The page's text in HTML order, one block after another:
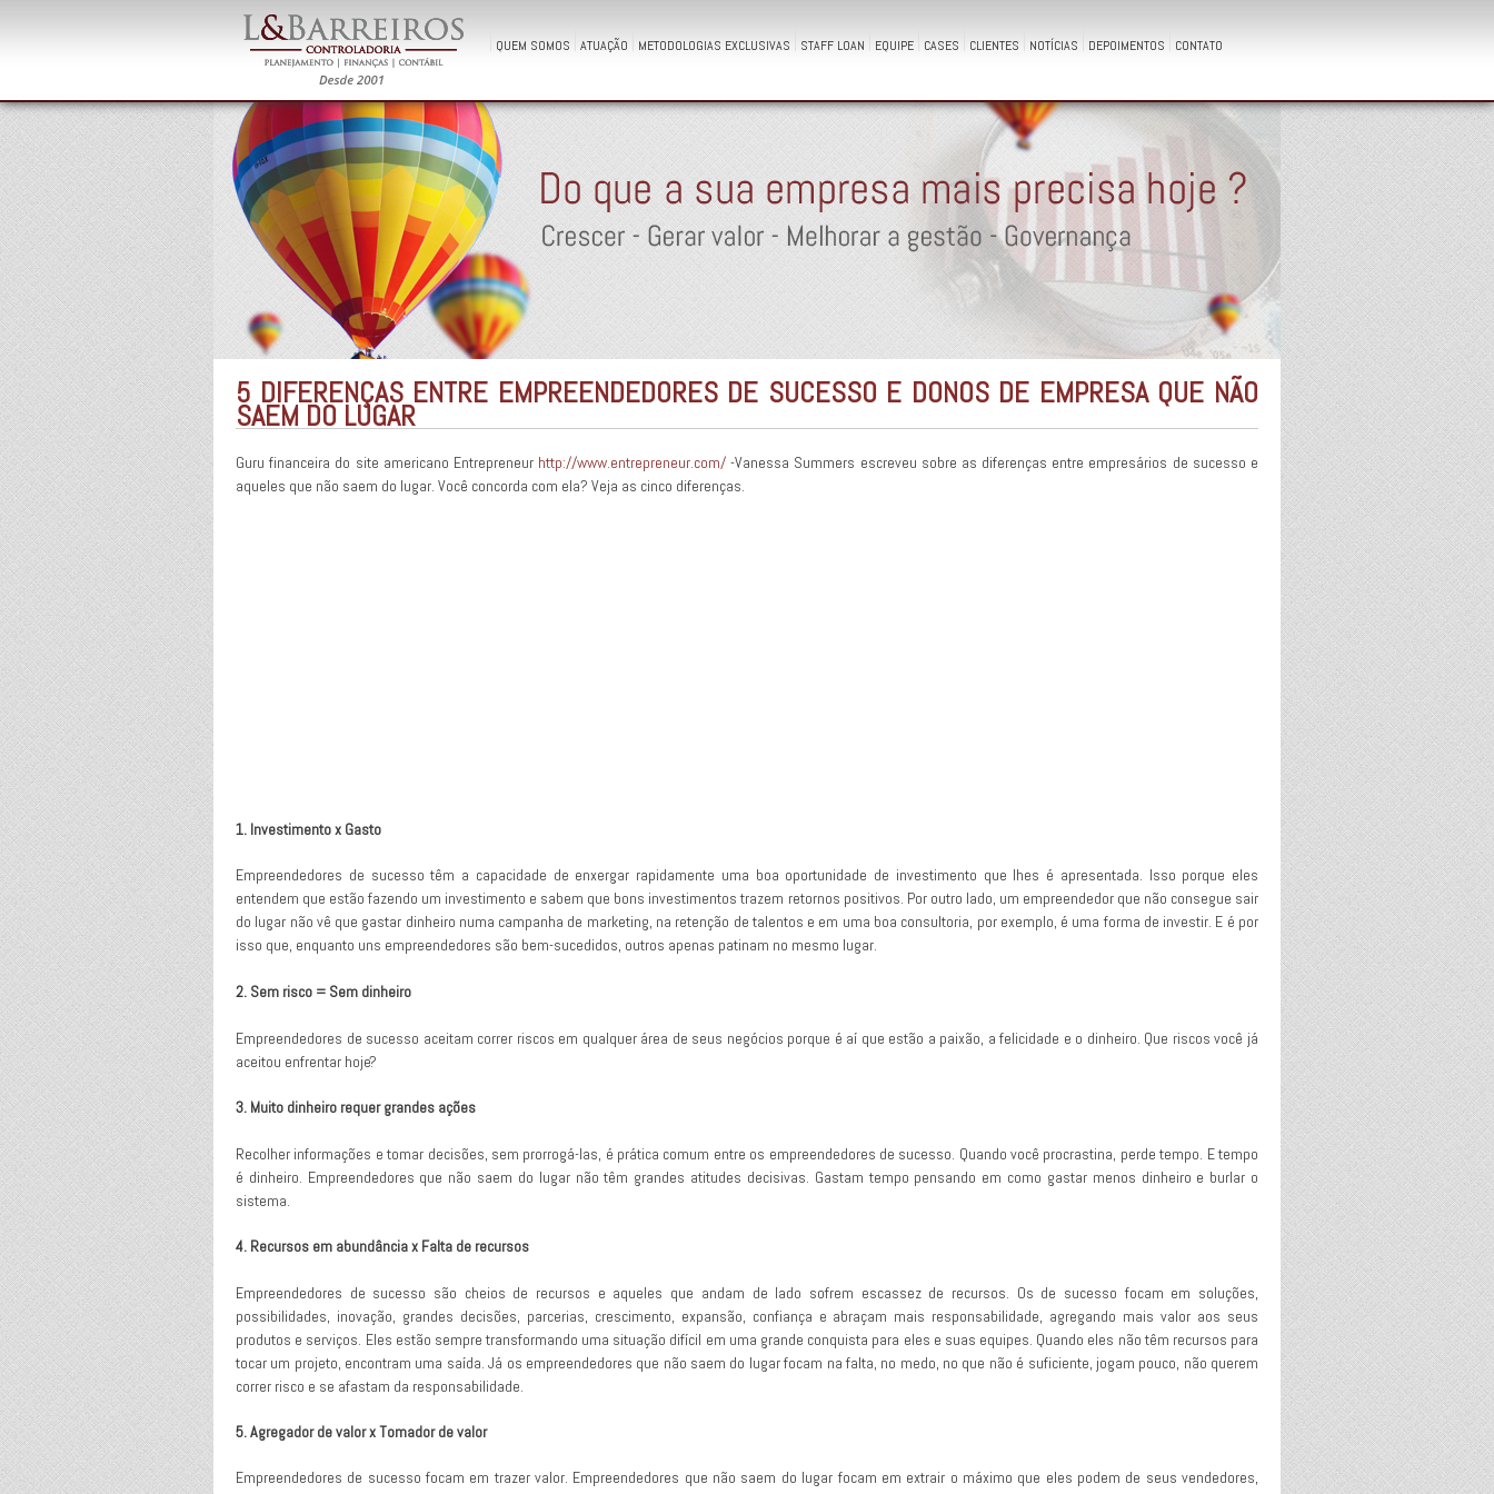
QUEM SOMOS ATUAÇÃO METODOLOGIAS EXCLUSIVAS STAFF LOAN EQUIPE CASES CLIENTES NOTÍCIAS DEPOIMENTOS CONTATO
5 DIFERENÇAS ENTRE EMPREENDEDORES DE SUCESSO E DONOS DE EMPRESA QUE NÃO
SAEM DO LUGAR
Guru financeira do site americano Entrepreneur http://www.entrepreneur.com/ -Vanessa Summers escreveu sobre as diferenças entre empresários de sucesso e
aqueles que não saem do lugar. Você concorda com ela? Veja as cinco diferenças.
1. Investimento x Gasto
Empreendedores de sucesso têm a capacidade de enxergar rapidamente uma boa oportunidade de investimento que lhes é apresentada. Isso porque eles
entendem que estão fazendo um investimento e sabem que bons investimentos trazem retornos positivos. Por outro lado, um empreendedor que não consegue sair
do lugar não vê que gastar dinheiro numa campanha de marketing, na retenção de talentos e em uma boa consultoria, por exemplo, é uma forma de investir. E é por
isso que, enquanto uns empreendedores são bem-sucedidos, outros apenas patinam no mesmo lugar.
2. Sem risco = Sem dinheiro
Empreendedores de sucesso aceitam correr riscos em qualquer área de seus negócios porque é aí que estão a paixão, a felicidade e o dinheiro. Que riscos você já
aceitou enfrentar hoje?
3. Muito dinheiro requer grandes ações
Recolher informações e tomar decisões, sem prorrogá-las, é prática comum entre os empreendedores de sucesso. Quando você procrastina, perde tempo. E tempo
é dinheiro. Empreendedores que não saem do lugar não têm grandes atitudes decisivas. Gastam tempo pensando em como gastar menos dinheiro e burlar o
sistema.
4. Recursos em abundância x Falta de recursos
Empreendedores de sucesso são cheios de recursos e aqueles que andam de lado sofrem escassez de recursos. Os de sucesso focam em soluções,
possibilidades, inovação, grandes decisões, parcerias, crescimento, expansão, confiança e abraçam mais responsabilidade, agregando mais valor aos seus
produtos e serviços. Eles estão sempre transformando uma situação difícil em uma grande conquista para eles e suas equipes. Quando eles não têm recursos para
tocar um projeto, encontram uma saída. Já os empreendedores que não saem do lugar focam na falta, no medo, no que não é suficiente, jogam pouco, não querem
correr risco e se afastam da responsabilidade.
5. Agregador de valor x Tomador de valor
Empreendedores de sucesso focam em trazer valor. Empreendedores que não saem do lugar focam em extrair o máximo que eles podem de seus vendedores,